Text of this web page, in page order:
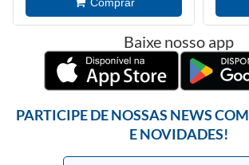
Baixe nosso app
PARTICIPE DE NOSSAS NEWS
E NOVIDADES!